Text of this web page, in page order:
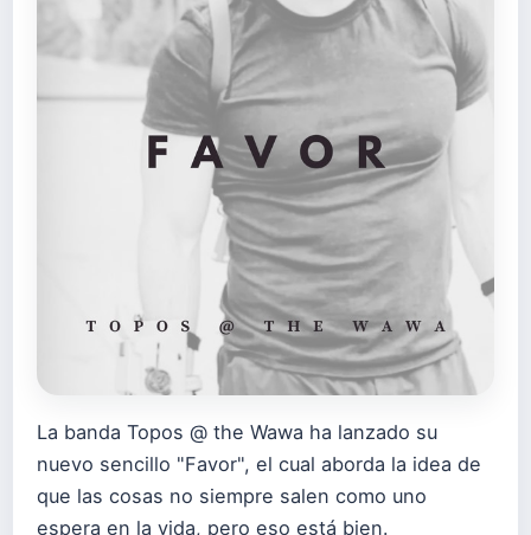
La banda Topos @ the Wawa ha lanzado su
nuevo sencillo "Favor", el cual aborda la idea de
que las cosas no siempre salen como uno
espera en la vida, pero eso está bien.